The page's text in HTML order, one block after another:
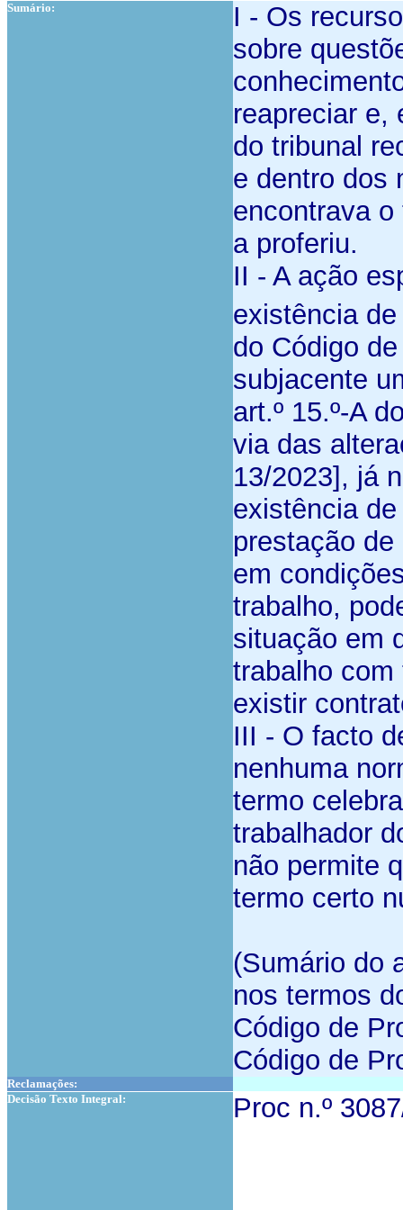
Sumário:
I - Os
sobre
reapreciar e,
do tribunal
e dentro dos
encontrava
a proferiu.
II - A ação
existência
do Código
subjacente
art.º 15.º-A
via das
13/2023], já
existência
prestação
em
trabalho,
situação em
trabalho
existir
III - O facto
nenhuma
termo
trabalhador
não permite
termo certo
(Sumário do
nos termos
Código de
Código de
Reclamações:
Decisão Texto Integral:
Proc n.º